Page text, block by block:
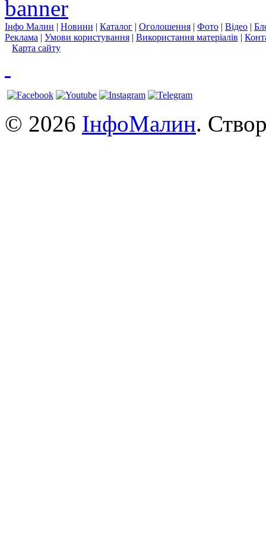
Інфо Малин | Новини | Каталог | Оголошення | Фото | Відео |
Реклама | Умови користування | Використання матеріалів |
Карта сайту
© 2026 ІнфоМалин.